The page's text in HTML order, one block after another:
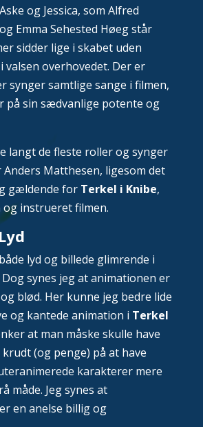
og Jessica, som Alfred
Emma Sehested Høeg står
sidder lige i skabet uden
valsen overhovedet. Der er
synger samtlige sange i filmen,
på sin sædvanlige potente og
langt de fleste roller og synger
Anders Matthesen, ligesom det
gældende for Terkel i Knibe,
instrueret filmen.
lyd og billede glimrende i
Dog synes jeg at animationen er
blød. Her kunne jeg bedre lide
og kantede animation i Terkel
at man måske skulle have
(og penge) på at have
karakterer mere
måde. Jeg synes at
en anelse billig og